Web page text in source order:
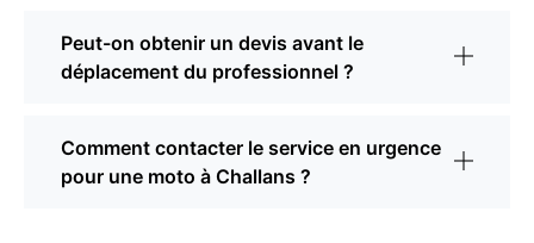
Peut-on obtenir un devis avant le
déplacement du professionnel ?
Comment contacter le service en urgence
pour une moto à Challans ?